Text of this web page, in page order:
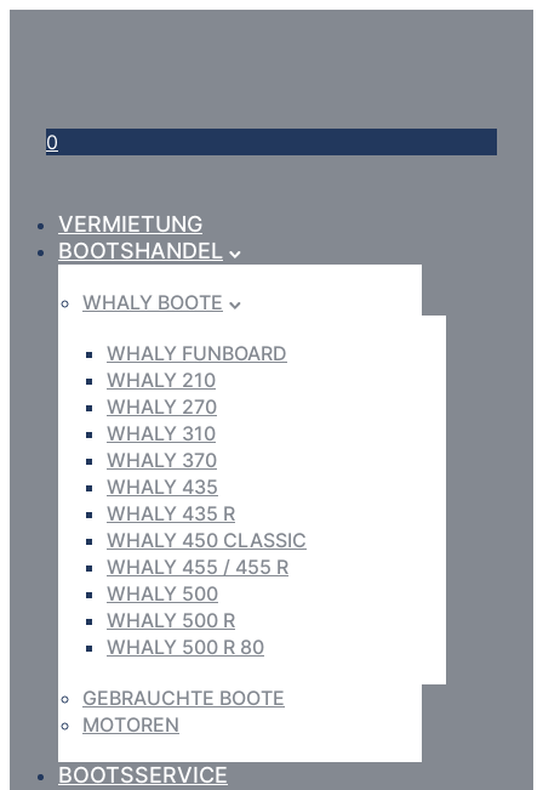
0
VERMIETUNG
BOOTSHANDEL
WHALY BOOTE
WHALY FUNBOARD
WHALY 210
WHALY 270
WHALY 310
WHALY 370
WHALY 435
WHALY 435 R
WHALY 450 CLASSIC
WHALY 455 / 455 R
WHALY 500
WHALY 500 R
WHALY 500 R 80
GEBRAUCHTE BOOTE
MOTOREN
BOOTSSERVICE